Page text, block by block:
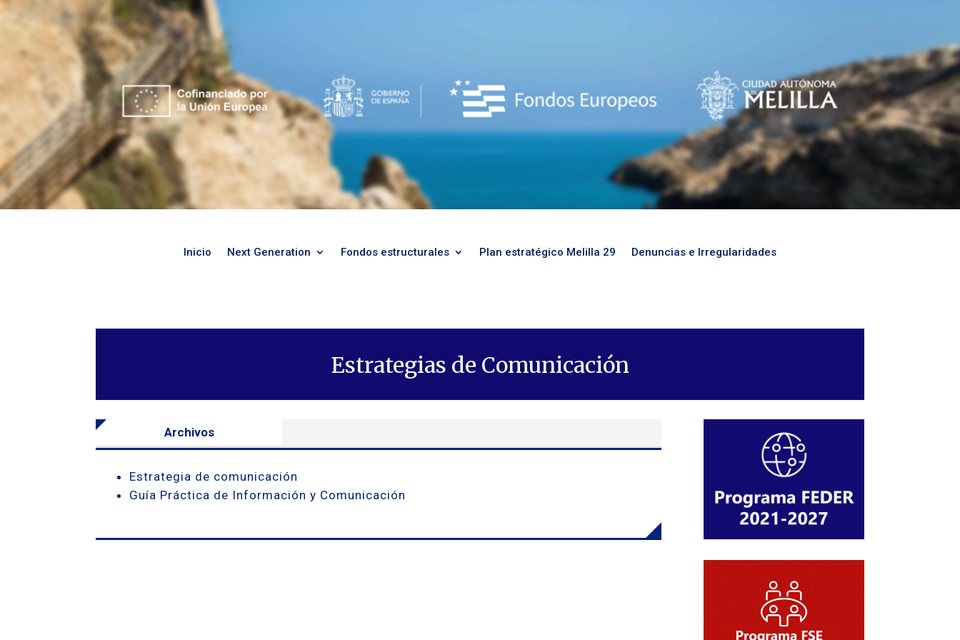
Inicio Next Generation Fondos estructurales Plan estratégico Melilla 29 Denuncias e Irregularidades
Estrategias de Comunicación
Archivos
Estrategia de comunicación
Guía Práctica de Información y Comunicación